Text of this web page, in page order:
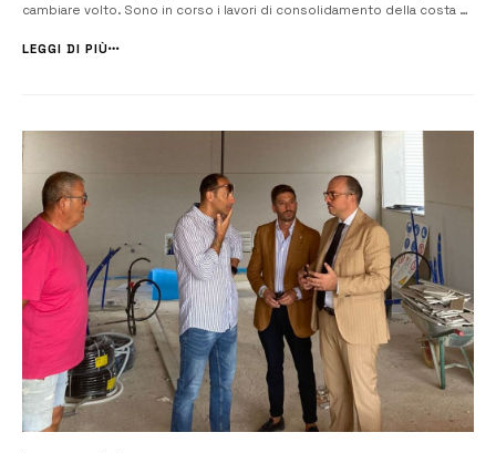
cambiare volto. Sono in corso i lavori di consolidamento della costa di
del Pnrr, destinata a risolvere i gravi problemi di […]
LEGGI DI PIÙ